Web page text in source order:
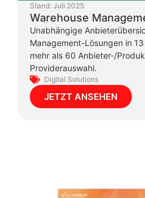
Stand: Juli 2025
Warehouse
Unabhängige
Management-Lösungen in
mehr als 60 Anbieter-/
Providerauswahl.
Digital Solutions
JETZT ANSEHEN